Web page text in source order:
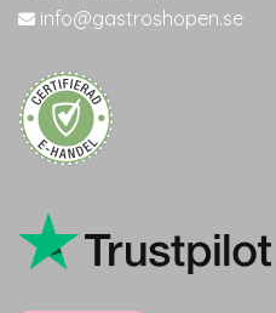
info@gastroshopen.se